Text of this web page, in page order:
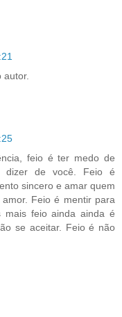
autor.
feio é ter medo de
dizer de você. Feio é
sincero e amar quem
Feio é mentir para
mais feio ainda ainda é
se aceitar. Feio é não